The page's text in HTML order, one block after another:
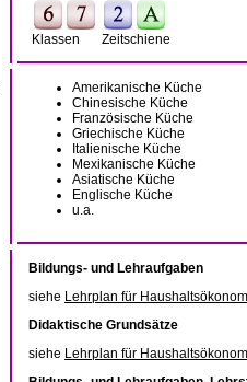
Klassen Zeitschiene
Amerikanische Küche
Chinesische Küche
Französische Küche
Griechische Küche
Italienische Küche
Mexikanische Küche
Asiatische Küche
Englische Küche
u.a.
Bildungs- und Lehraufgaben
siehe Lehrplan für
Didaktische Grundsätze
siehe Lehrplan für